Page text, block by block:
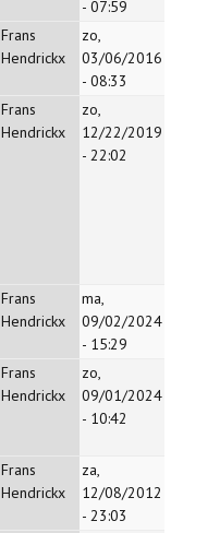
- 07:59
Frans
Hendrickx
zo,
03/06/2016
- 08:33
Frans
Hendrickx
zo,
12/22/2019
- 22:02
Frans
Hendrickx
ma,
09/02/2024
- 15:29
Frans
Hendrickx
zo,
09/01/2024
- 10:42
Frans
Hendrickx
za,
12/08/2012
- 23:03